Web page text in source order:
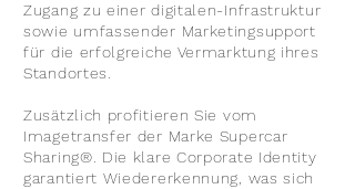
Zugang zu einer digitalen-Infrastruktur
sowie umfassender Marketingsupport
für die erfolgreiche Vermarktung ihres
Standortes.
Zusätzlich profitieren Sie vom
Imagetransfer der Marke Supercar
Sharing®. Die klare Corporate Identity
garantiert Wiedererkennung, was sich